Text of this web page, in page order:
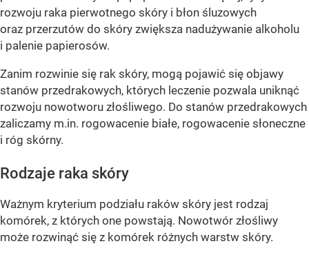
rozwoju raka pierwotnego skóry i błon śluzowych
oraz przerzutów do skóry zwiększa nadużywanie alkoholu
i palenie papierosów.
Zanim rozwinie się rak skóry, mogą pojawić się objawy
stanów przedrakowych, których leczenie pozwala uniknąć
rozwoju nowotworu złośliwego. Do stanów przedrakowych
zaliczamy m.in. rogowacenie białe, rogowacenie słoneczne
i róg skórny.
Rodzaje raka skóry
Ważnym kryterium podziału raków skóry jest rodzaj
komórek, z których one powstają. Nowotwór złośliwy
może rozwinąć się z komórek różnych warstw skóry.